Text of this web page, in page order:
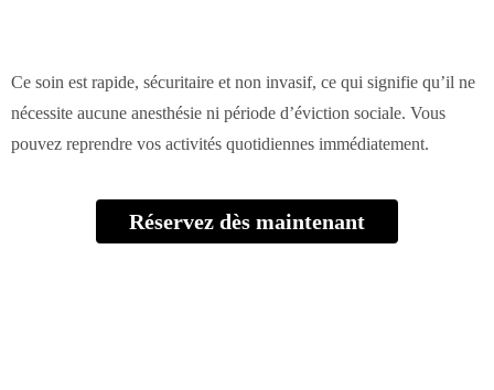
Ce soin est rapide, sécuritaire et non invasif, ce qui signifie qu’il ne
nécessite aucune anesthésie ni période d’éviction sociale. Vous
pouvez reprendre vos activités quotidiennes immédiatement.
Réservez dès maintenant